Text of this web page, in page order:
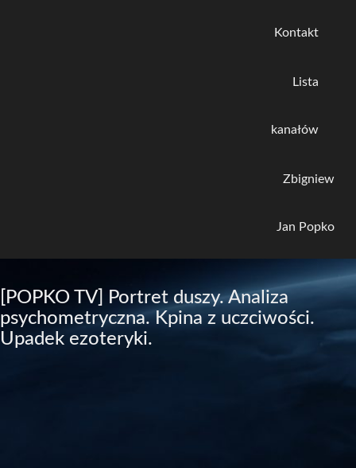
Kontakt
Lista
kanałów
Zbigniew
Jan Popko
[POPKO TV] Portret duszy. Analiza
psychometryczna. Kpina z uczciwości.
Upadek ezoteryki.